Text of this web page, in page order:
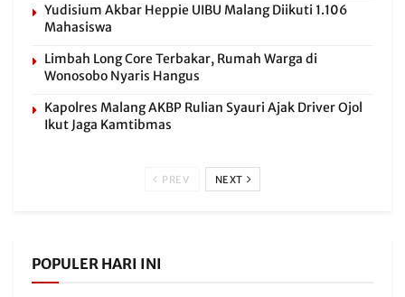
Yudisium Akbar Heppie UIBU Malang Diikuti 1.106
Mahasiswa
Limbah Long Core Terbakar, Rumah Warga di
Wonosobo Nyaris Hangus
Kapolres Malang AKBP Rulian Syauri Ajak Driver Ojol
Ikut Jaga Kamtibmas
PREV NEXT
POPULER HARI INI